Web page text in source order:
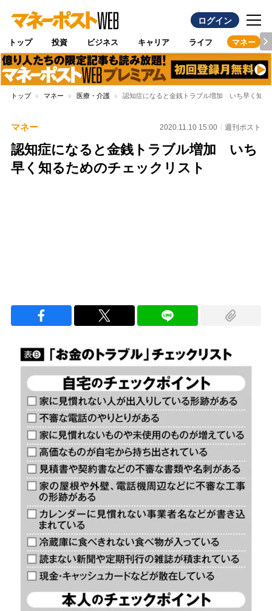
ログイン
トップ 投資 ビジネス キャリア ライフ マネー
トップ マネー 医療・介護 認知症になると金銭トラブル増加 いち早く知る
マネー 2020.11.10 15:00 週刊ポスト
認知症になると金銭トラブル増加 いち
早く知るためのチェックリスト